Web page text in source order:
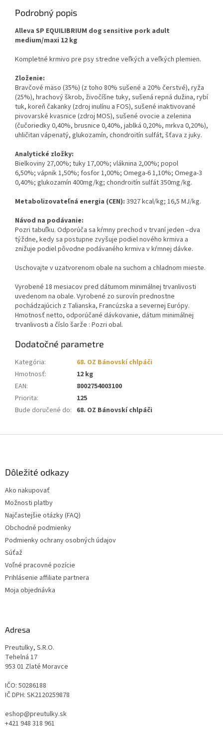
Podrobný popis
Alleva SP EQUILIBRIUM dog sensitive pork adult
medium/maxi 12 kg
Kompletné krmivo pre psy stredne veľkých a veľkých plemien.
Zloženie:
Bravčové mäso (35%) (z toho 80% sušené a 20% čerstvé), ryža
(25%), hrachový škrob, živočíšne tuky, sušená repná dužina, rybí
tuk, koreň čakanky (zdroj inulínu a FOS), sušené inaktivované
pivovarské kvasnice (zdroj MOS), sušené ovocie a zelenina
(čučoriedky 0,40%, brusnice 0,40%, jablká 0,20%, mrkva 0,20%),
uhličitan vápenatý, glukozamín, chondroitín sulfát, šťava z juky.
Analytické zložky:
Bielkoviny 27,00%; tuky 17,00%; vláknina 2,00%; popol
6,50%; vápnik 1,50%; fosfor 1,00%; Omega-6 1,10%; Omega-3
0,40%; glukozamín 400mg/kg; chondroitín sulfát 350mg/kg.
Metabolizovateľná energia (CEN): 3927 kcal/kg; 16,5 MJ/kg.
Návod na podávanie:
Pozri tabuľku. Odporúča sa kŕmny prechod v trvaní jeden –dva
týždne, kedy sa postupne zvyšuje podiel nového krmiva a
znižuje podiel pôvodne podávaného krmiva v kŕmnej dávke.
Uschovajte v uzatvorenom obale na suchom a chladnom mieste.
Vyrobené 18 mesiacov pred dátumom minimálnej trvanlivosti
uvedenom na obale. Vyrobené zo surovín prednostne
pochádzajúcich z Talianska, Francúzska a severnej Európy.
Hmotnosť netto, odporúčané dávkovanie, dátum minimálnej
trvanlivosti a číslo šarže : Pozri obal.
Dodatočné parametre
Kategória:
68. OZ Bánovskí chlpáči
Hmotnosť:
12 kg
EAN:
8002754003100
Priorita:
125
Bude doručené do: 68. OZ Bánovskí chlpáči
Dôležité odkazy
Ako nakupovať
Možnosti platby
Najčastejšie otázky (FAQ)
Obchodné podmienky
Podmienky ochrany osobných údajov
Súťaž
Voľné pracovné pozície
Prihlásenie affiliate partnera
Moja objednávka
Adresa
Preutulky, S.R.O.
Tehelná 17
953 01 Zlaté Moravce
IČO: 50286188
IČ DPH: SK2120259878
eshop@preutulky.sk
+421 948 318 961